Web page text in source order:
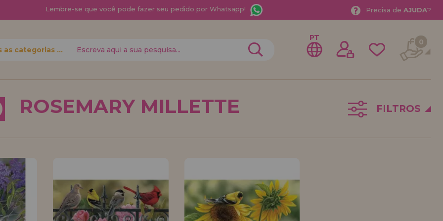
Lembre-se que você pode fazer seu pedido por Whatsapp! Precisa de AJUDA?
fazer suas
de
quero me cadastrar como
novo distribuidor
Vá em frente! Estávamos esperando por você.
REGISTRO DE REVENDEDOR
Todas as categorias
PT 0
ROSEMARY MILLETTE FILTROS